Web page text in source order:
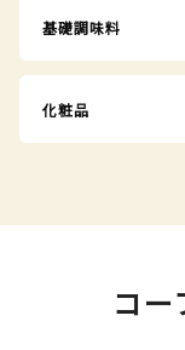
基礎調味料
化粧品
コ